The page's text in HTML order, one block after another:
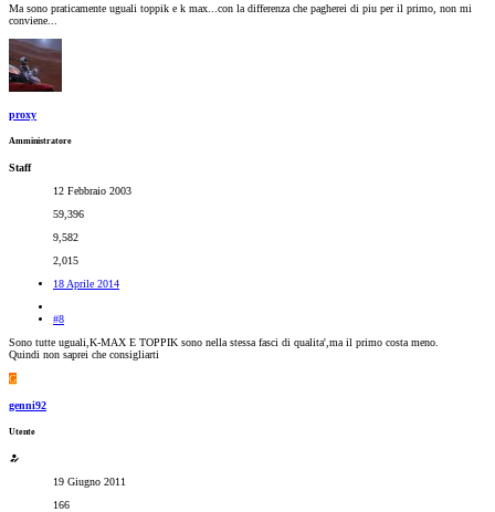
Ma sono praticamente uguali toppik e k max...con la differenza che pagherei di piu per il primo, non mi
conviene...
proxy
Amministratore
Staff
12 Febbraio 2003
59,396
9,582
2,015
18 Aprile 2014
#8
Sono tutte uguali,K-MAX E TOPPIK sono nella stessa fasci di qualita',ma il primo costa meno.
Quindi non saprei che consigliarti
G
genni92
Utente
19 Giugno 2011
166